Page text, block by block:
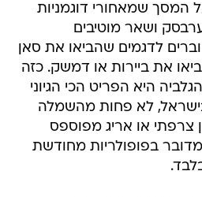
המסך שמאחורי דוגמניות
ושאר מוטיבים
לדגמים שהביאו את סאן
את ביירות או דמשק. כזה
היא הפריט הכי הגיוני
לא פחות מהשמלה
או אריג מפוספס
בפופולריות מחודשת